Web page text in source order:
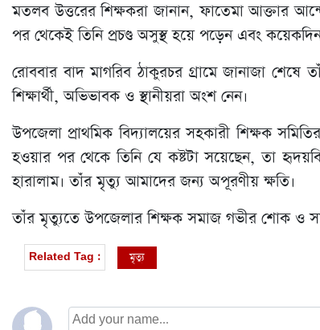
মতলব উত্তরের শিক্ষকরা জানান, ফাতেমা আক্তার
পর থেকেই তিনি প্রচণ্ড অসুস্থ হয়ে পড়েন এবং
রোববার বাদ মাগরিব ঠাকুরচর গ্রামে জানাজা শেষে
শিক্ষার্থী, অভিভাবক ও স্থানীয়রা অংশ নেন।
উপজেলা প্রাথমিক বিদ্যালয়ের সহকারী শিক্ষক
হওয়ার পর থেকে তিনি যে কষ্টটা সয়েছেন, তা
হারালাম। তাঁর মৃত্যু আমাদের জন্য অপূরণীয় ক্ষতি।
তাঁর মৃত্যুতে উপজেলার শিক্ষক সমাজ গভীর শোক ও
Related Tag : মৃত্যু